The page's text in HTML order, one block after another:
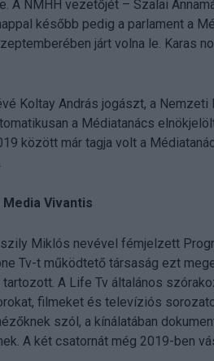
A NMHH vezetőjét – Szalai
később pedig a parlament a
járt volna le. Karas
Koltay András jogászt, a
a Médiatanács
között már tagja volt a
Vivantis
Miklós nevével fémjelzett
Tv-t működtető társaság ezt
A Life Tv általános
filmeket és televíziós
szól, a kínálatában
A két csatornát még 2019-ben